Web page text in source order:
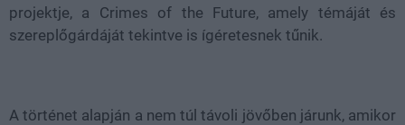
projektje, a Crimes of the Future, amely témáját és
szereplőgárdáját tekintve is ígéretesnek tűnik.
A történet alapján a nem túl távoli jövőben járunk, amikor